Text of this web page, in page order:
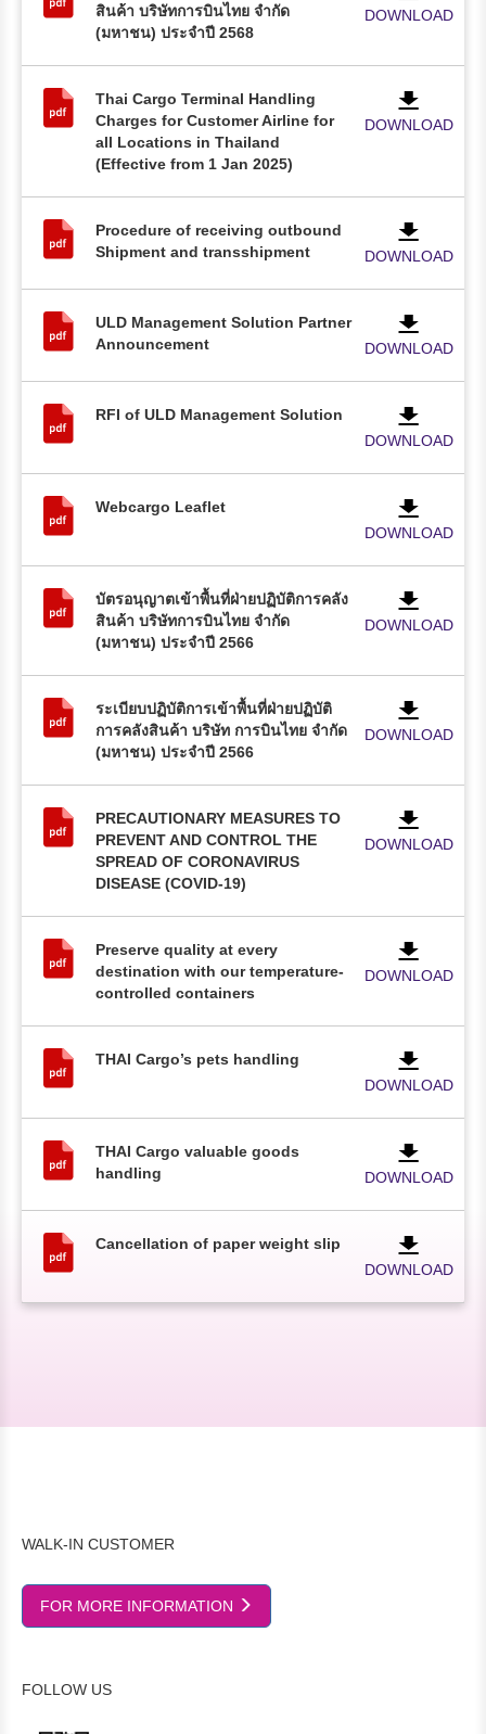
สินค้า บริษัทการบินไทย จำกัด
(มหาชน) ประจำปี 2568
DOWNLOAD
Thai Cargo Terminal Handling
Charges for Customer Airline for
all Locations in Thailand
(Effective from 1 Jan 2025)
DOWNLOAD
Procedure of receiving outbound
Shipment and transshipment
DOWNLOAD
ULD Management Solution Partner
Announcement
DOWNLOAD
RFI of ULD Management Solution
DOWNLOAD
Webcargo Leaflet
DOWNLOAD
บัตรอนุญาตเข้าพื้นที่ฝ่ายปฏิบัติการคลัง
สินค้า บริษัทการบินไทย จำกัด
(มหาชน) ประจำปี 2566
DOWNLOAD
ระเบียบปฏิบัติการเข้าพื้นที่ฝ่ายปฏิบัติ
การคลังสินค้า บริษัท การบินไทย จำกัด
(มหาชน) ประจำปี 2566
DOWNLOAD
PRECAUTIONARY MEASURES TO
PREVENT AND CONTROL THE
SPREAD OF CORONAVIRUS
DISEASE (COVID-19)
DOWNLOAD
Preserve quality at every
destination with our temperature-
controlled containers
DOWNLOAD
THAI Cargo’s pets handling
DOWNLOAD
THAI Cargo valuable goods
handling
DOWNLOAD
Cancellation of paper weight slip
DOWNLOAD
WALK-IN CUSTOMER
FOR MORE INFORMATION
FOLLOW US